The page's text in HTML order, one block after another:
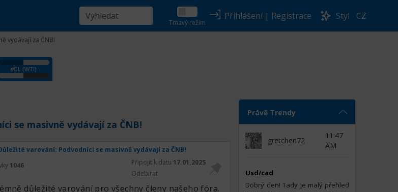
Tmavý režim
Přihlášení| Registrace Styl CZ
vydávají za ČNB!
se masivně vydávají za ČNB!
varování: Podvodníci se masivně vydávají za ČNB!
1046 Připojit k datu 17.01.2025
Odebírat
důležité varování pro všechny členy našeho fóra.
Právě Trendy
gretchen72
11:47
AM
Usd/cad
Dobrý den! Tady je malý přehled